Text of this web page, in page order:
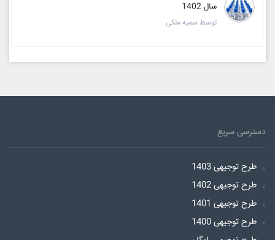
سال 1402
توسط سمیه ملکی
دسترسی سریع
طرح توجیهی 1403
طرح توجیهی 1402
طرح توجیهی 1401
طرح توجیهی 1400